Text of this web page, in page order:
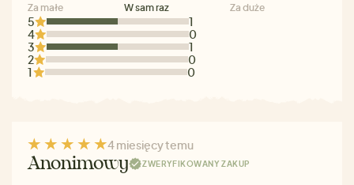
5
1
4
0
3
1
2
0
1
0
Za małe W sam raz Za duże
4 miesięcy temu
Anonimowy ZWERYFIKOWANY ZAKUP